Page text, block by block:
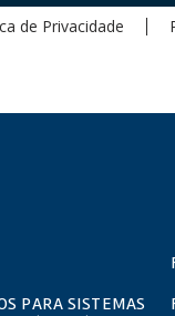
de Privacidade
PARA SISTEMAS